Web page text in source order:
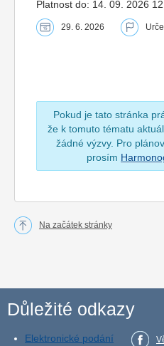
Platnost do: 14. 09. 2026
29. 6. 2026
Pokud je tato stránka
že k tomuto tématu
žádné výzvy. Pro
prosím
Na začátek stránky
Důležité odkazy
Elektronické podání